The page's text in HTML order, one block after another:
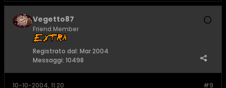
Vegetto87
Friend Member
Registrato dal: Mar 2004
Messaggi: 10498
#9
10-10-2004, 11:20